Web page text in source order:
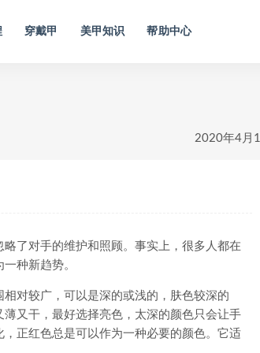
穿戴甲 美甲知识 帮助中心
2020年4月
了对手的维护和照顾。事实上，很多人都在
种新趋势。
对较广，可以是深的或浅的，肤色较深的
又干，最好选择亮色，太深的颜色只会让手
正红色总是可以作为一种必要的颜色。它适